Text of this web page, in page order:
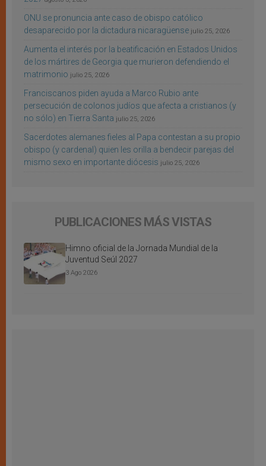
ONU se pronuncia ante caso de obispo católico
desaparecido por la dictadura nicaragüense julio 25, 2026
Aumenta el interés por la beatificación en Estados Unidos
de los mártires de Georgia que murieron defendiendo el
matrimonio julio 25, 2026
Franciscanos piden ayuda a Marco Rubio ante
persecución de colonos judíos que afecta a cristianos (y
no sólo) en Tierra Santa julio 25, 2026
Sacerdotes alemanes fieles al Papa contestan a su propio
obispo (y cardenal) quien les orilla a bendecir parejas del
mismo sexo en importante diócesis julio 25, 2026
PUBLICACIONES MÁS VISTAS
Himno oficial de la Jornada Mundial de la
Juventud Seúl 2027
3 Ago 2026